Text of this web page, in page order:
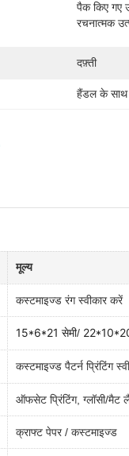
पैक किए गए
रचनात्मक
दफ़्ती
हैंडल के साथ
मूल्य
कस्टमाइज्ड रंग स्वीकार करें
15*6*21 सेमी/
कस्टमाइज्ड पैटर्न प्रिंटिंग
ऑफसेट प्रिंटिंग, ग्लॉसी/मैट
क्राफ्ट पेपर / कस्टमाइज्ड